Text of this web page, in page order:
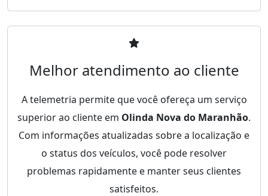
Melhor atendimento ao cliente
A telemetria permite que você ofereça um serviço
superior ao cliente em Olinda Nova do Maranhão.
Com informações atualizadas sobre a localização e
o status dos veículos, você pode resolver
problemas rapidamente e manter seus clientes
satisfeitos.